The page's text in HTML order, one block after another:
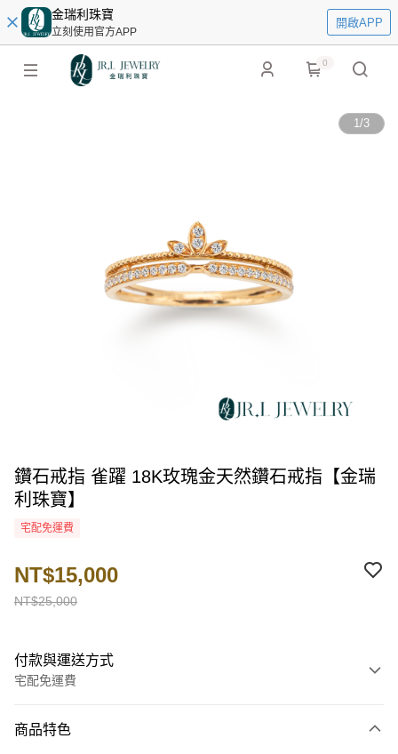
金瑞利珠寶
立刻使用官方APP
開啟APP
0
1/3
鑽石戒指 雀躍 18K玫瑰金天然鑽石戒指【金瑞
利珠寶】
宅配免運費
NT$25,000
NT$15,000
付款與運送方式
宅配免運費
信用卡一次付款
商品特色